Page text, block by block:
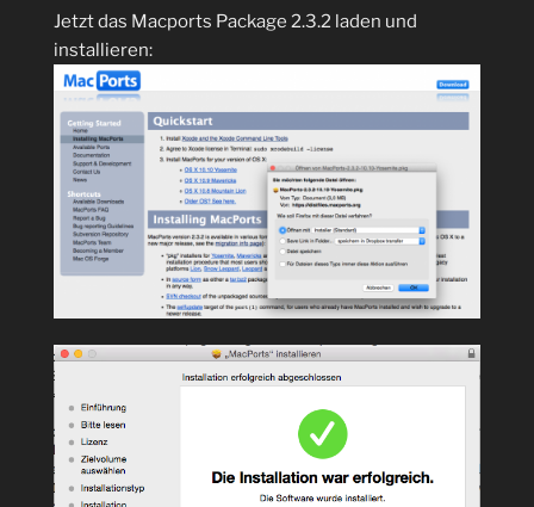
Jetzt das Macports Package 2.3.2 laden und
installieren: